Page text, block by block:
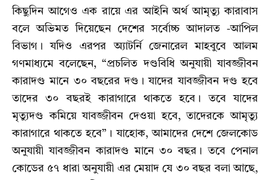
কিছুদিন আগেও এক রায়ে এর আইনি অর্থ আমৃত্যু কারাবাস
বলে অভিমত দিয়েছেন দেশের সর্বোচ্চ আদালত -আপিল
বিভাগ। যদিও এরপর অ্যাটর্নি জেনারেল মাহবুবে আলম
গণমাধ্যমে বলেছেন, “প্রচলিত দণ্ডবিধি অনুযায়ী যাবজ্জীবন
কারাদণ্ড মানে ৩০ বছরের দণ্ড। যাদের যাবজ্জীবন দণ্ড হবে
তাদের ৩০ বছরই কারাগারে থাকতে হবে। তবে যাদের
মৃত্যুদণ্ড কমিয়ে যাবজ্জীবন দেওয়া হবে, তাদেরকে আমৃত্যু
কারাগারে থাকতে হবে”। যাহোক, আমাদের দেশে জেলকোড
অনুযায়ী যাবজ্জীবন কারাদণ্ড মানে ৩০ বছর। তবে পেনাল
কোডের ৫৭ ধারা অনুযায়ী এর মেয়াদ যে ৩০ বছর বলা আছে,